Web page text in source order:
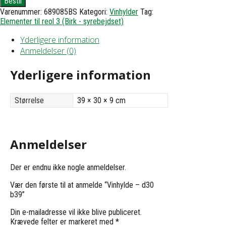
d30
b39
antal
Varenummer: 689085BS Kategori: Vinhylder Tag:
Elementer til reol 3 (Birk - syrebejdset)
Yderligere information
Anmeldelser (0)
Yderligere information
Størrelse 39 × 30 × 9 cm
Anmeldelser
Der er endnu ikke nogle anmeldelser.
Vær den første til at anmelde “Vinhylde – d30
b39”
Din e-mailadresse vil ikke blive publiceret.
Krævede felter er markeret med *